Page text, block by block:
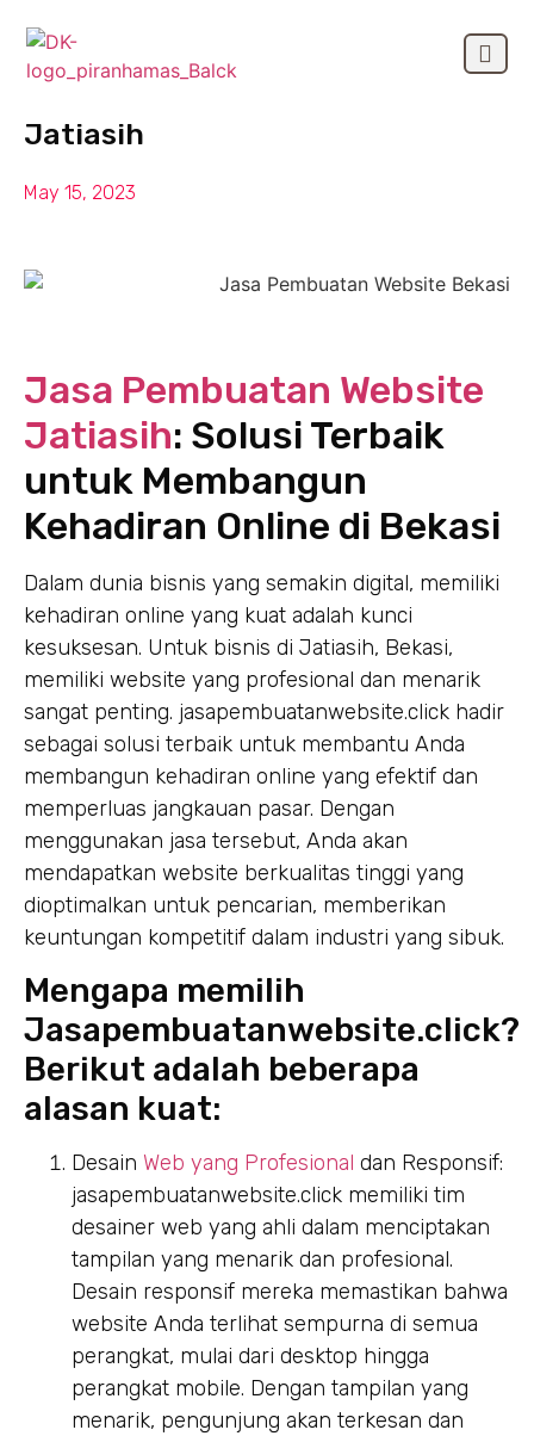
Jasa Pembuatan Website
Jatiasih
May 15, 2023
Jasa Pembuatan Website
Jatiasih: Solusi Terbaik
untuk Membangun
Kehadiran Online di Bekasi
Dalam dunia bisnis yang semakin digital, memiliki
kehadiran online yang kuat adalah kunci
kesuksesan. Untuk bisnis di Jatiasih, Bekasi,
memiliki website yang profesional dan menarik
sangat penting. jasapembuatanwebsite.click hadir
sebagai solusi terbaik untuk membantu Anda
membangun kehadiran online yang efektif dan
memperluas jangkauan pasar. Dengan
menggunakan jasa tersebut, Anda akan
mendapatkan website berkualitas tinggi yang
dioptimalkan untuk pencarian, memberikan
keuntungan kompetitif dalam industri yang sibuk.
Mengapa memilih
Jasapembuatanwebsite.click?
Berikut adalah beberapa
alasan kuat:
Desain Web yang Profesional dan Responsif:
jasapembuatanwebsite.click memiliki tim
desainer web yang ahli dalam menciptakan
tampilan yang menarik dan profesional.
Desain responsif mereka memastikan bahwa
website Anda terlihat sempurna di semua
perangkat, mulai dari desktop hingga
perangkat mobile. Dengan tampilan yang
menarik, pengunjung akan terkesan dan